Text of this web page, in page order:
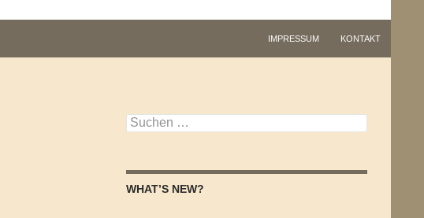
IMPRESSUM KONTAKT
Suchen
nach:
WHAT’S NEW?